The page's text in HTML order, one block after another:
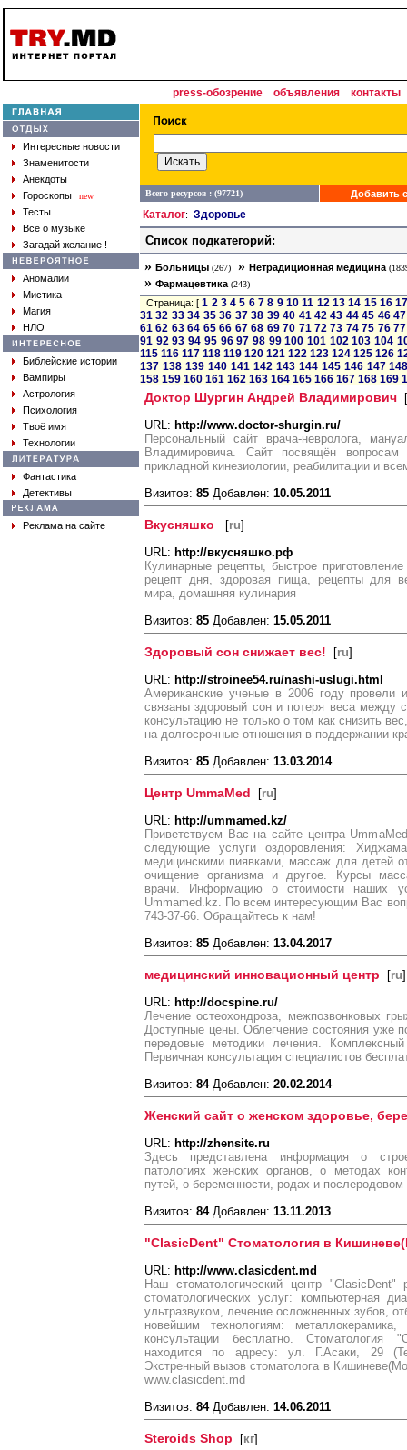
press-обозрение объявления контакты
Интересные новости
Знаменитости
Анекдоты
Гороскопы
new
Тесты
Всё о музыке
Загадай желание !
Аномалии
Мистика
Магия
НЛО
Библейские истории
Вампиры
Астрология
Психология
Твоё имя
Технологии
Фантастика
Детективы
Реклама на сайте
Всего ресурсов : (97721) Добавить
Каталог: Здоровье
Список подкатегорий:
» Больницы (267) » Нетрадиционная медицина
» Фармацевтика (243)
Страница: [1 2 3 4 5 6 7 8 9 10 11 12 13 14 15 16
31 32 33 34 35 36 37 38 39 40 41 42 43 44 45 46 47
61 62 63 64 65 66 67 68 69 70 71 72 73 74 75 76 77
91 92 93 94 95 96 97 98 99 100 101 102 103 104
115 116 117 118 119 120 121 122 123 124 125 126
137 138 139 140 141 142 143 144 145 146 147
158 159 160 161 162 163 164 165 166 167 168 169
Доктор Шургин Андрей Владимирович [
URL: http://www.doctor-shurgin.ru/
Персональный сайт врача-невролога,
Владимировича. Сайт посвящён вопросам
прикладной кинезиологии, реабилитации и
Визитов: 85 Добавлен: 10.05.2011
Вкусняшко [ru]
URL: http://вкусняшко.рф
Кулинарные рецепты, быстрое
рецепт дня, здоровая пища, рецепты для
мира, домашняя кулинария
Визитов: 85 Добавлен: 15.05.2011
Здоровый сон снижает вес! [ru]
URL: http://stroinee54.ru/nashi-uslugi.html
Американские ученые в 2006 году провели
связаны здоровый сон и потеря веса между
консультацию не только о том как снизить
на долгосрочные отношения в поддержании
Визитов: 85 Добавлен: 13.03.2014
Центр UmmaMed [ru]
URL: http://ummamed.kz/
Приветствуем Вас на сайте центра
следующие услуги оздоровления:
медицинскими пиявками, массаж для детей
очищение организма и другое. Курсы
врачи. Информацию о стоимости наших
Ummamed.kz. По всем интересующим Вас
743-37-66. Обращайтесь к нам!
Визитов: 85 Добавлен: 13.04.2017
медицинский инновационный центр [ru]
URL: http://docspine.ru/
Лечение остеохондроза, межпозвонковых
Доступные цены. Облегчение состояния уже
передовые методики лечения.
Первичная консультация специалистов
Визитов: 84Добавлен: 20.02.2014
Женский сайт о женском здоровье,
URL: http://zhensite.ru
Здесь представлена информация о
патологиях женских органов, о методах
путей, о беременности, родах и послеродовом
Визитов: 84Добавлен: 13.11.2013
"ClasicDent" Стоматология в
URL: http://www.clasicdent.md
Наш стоматологический центр
стоматологических услуг: компьютерная
ультразвуком, лечение осложненных зубов,
новейшим технологиям:
консультации бесплатно. Стоматология
находится по адресу: ул. Г.Асаки, 29
Экстренный вызов стоматолога в
www.clasicdent.md
Визитов: 84Добавлен: 14.06.2011
Steroids Shop [кг]